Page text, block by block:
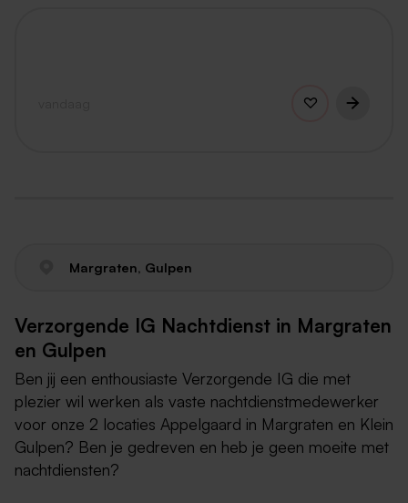
Margraten, Gulpen
Verzorgende IG Nachtdienst in Margraten
en Gulpen
Ben jij een enthousiaste Verzorgende IG die met
plezier wil werken als vaste nachtdienstmedewerker
voor onze 2 locaties Appelgaard in Margraten en Klein
Gulpen? Ben je gedreven en heb je geen moeite met
nachtdiensten?